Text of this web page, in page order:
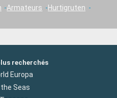
Armateurs
Hurtigruten
recherchés
Europa
Seas